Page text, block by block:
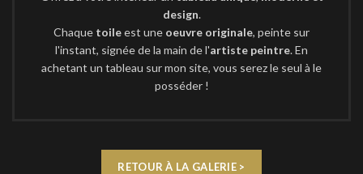
design.
Chaque toileest une oeuvre originale, peinte sur
l'instant, signée de la main de l'artiste peintre. En
achetant un tableau sur mon site, vous serez le seul à le
posséder !
RETOUR À LA GALERIE >